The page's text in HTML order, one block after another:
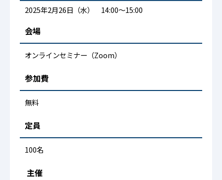
2025年2月26日（水） 14:00～15:00
会場
オンラインセミナー（Zoom）
参加費
無料
定員
100名
主催